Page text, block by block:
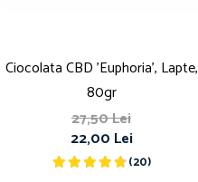
Ciocolata CBD 'Euphoria', Lapte,
80gr
27,50 Lei
22,00 Lei
(20)